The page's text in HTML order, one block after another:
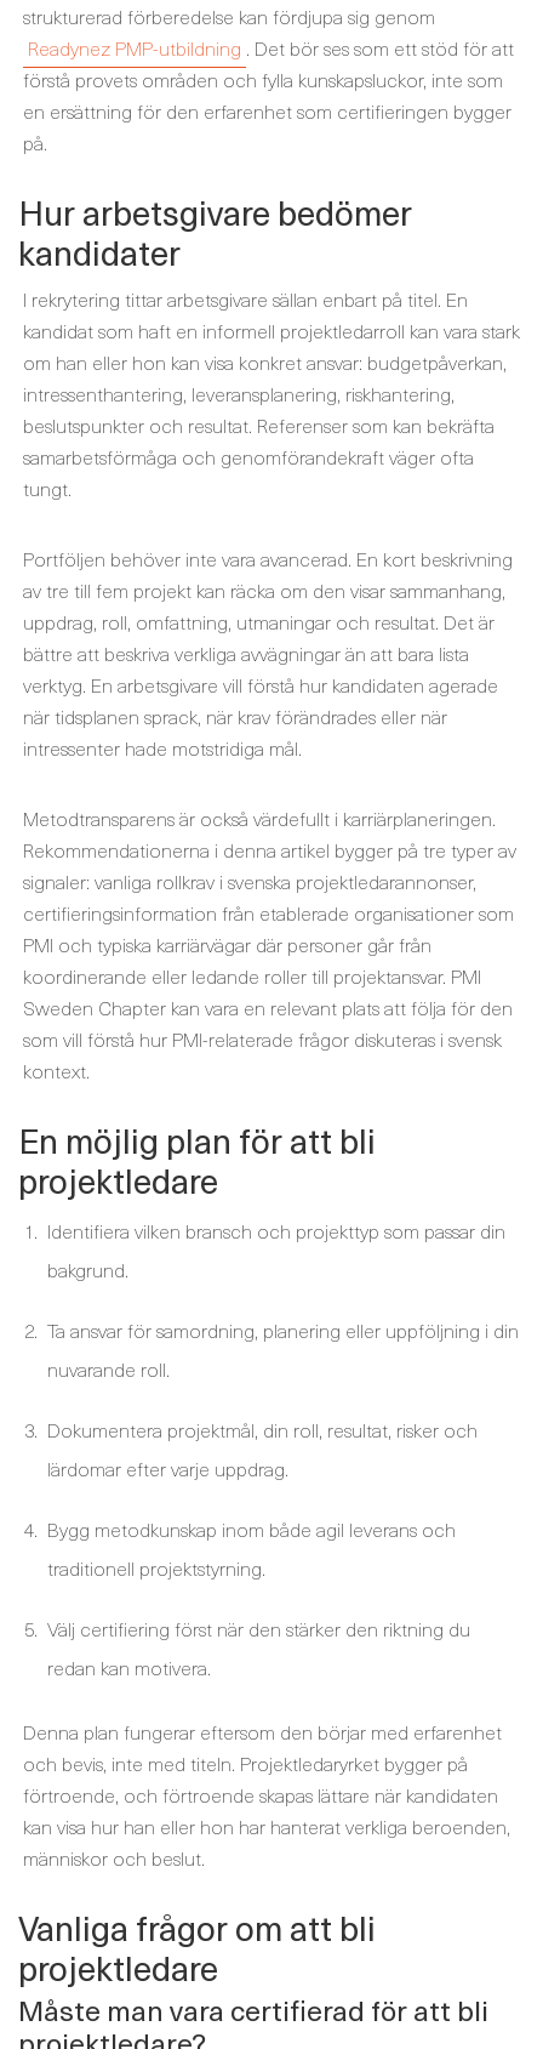
strukturerad förberedelse kan fördjupa sig genom
Readynez PMP-utbildning . Det bör ses som ett stöd för att
förstå provets områden och fylla kunskapsluckor, inte som
en ersättning för den erfarenhet som certifieringen bygger
på.
Hur arbetsgivare bedömer
kandidater
I rekrytering tittar arbetsgivare sällan enbart på titel. En
kandidat som haft en informell projektledarroll kan vara stark
om han eller hon kan visa konkret ansvar: budgetpåverkan,
intressenthantering, leveransplanering, riskhantering,
beslutspunkter och resultat. Referenser som kan bekräfta
samarbetsförmåga och genomförandekraft väger ofta
tungt.
Portföljen behöver inte vara avancerad. En kort beskrivning
av tre till fem projekt kan räcka om den visar sammanhang,
uppdrag, roll, omfattning, utmaningar och resultat. Det är
bättre att beskriva verkliga avvägningar än att bara lista
verktyg. En arbetsgivare vill förstå hur kandidaten agerade
när tidsplanen sprack, när krav förändrades eller när
intressenter hade motstridiga mål.
Metodtransparens är också värdefullt i karriärplaneringen.
Rekommendationerna i denna artikel bygger på tre typer av
signaler: vanliga rollkrav i svenska projektledarannonser,
certifieringsinformation från etablerade organisationer som
PMI och typiska karriärvägar där personer går från
koordinerande eller ledande roller till projektansvar. PMI
Sweden Chapter kan vara en relevant plats att följa för den
som vill förstå hur PMI-relaterade frågor diskuteras i svensk
kontext.
En möjlig plan för att bli
projektledare
Identifiera vilken bransch och projekttyp som passar din
bakgrund.
Ta ansvar för samordning, planering eller uppföljning i din
nuvarande roll.
Dokumentera projektmål, din roll, resultat, risker och
lärdomar efter varje uppdrag.
Bygg metodkunskap inom både agil leverans och
traditionell projektstyrning.
Välj certifiering först när den stärker den riktning du
redan kan motivera.
Denna plan fungerar eftersom den börjar med erfarenhet
och bevis, inte med titeln. Projektledaryrket bygger på
förtroende, och förtroende skapas lättare när kandidaten
kan visa hur han eller hon har hanterat verkliga beroenden,
människor och beslut.
Vanliga frågor om att bli
projektledare
Måste man vara certifierad för att bli